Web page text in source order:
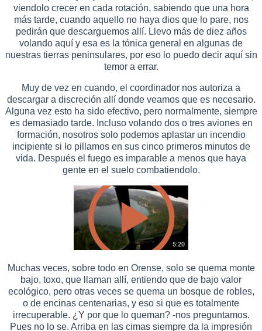
viendolo crecer en cada rotación, sabiendo que una hora
más tarde, cuando aquello no haya dios que lo pare, nos
pedirán que descarguemos allí. Llevo más de diez años
volando aquí y esa es la tónica general en algunas de
nuestras tierras peninsulares, por eso lo puedo decir aquí sin
temor a errar.
Muy de vez en cuando, el coordinador nos autoriza a
descargar a discreción allí donde veamos que es necesario.
Alguna vez esto ha sido efectivo, pero normalmente, siempre
es demasiado tarde. Incluso volando dos o tres aviones en
formación, nosotros solo podemos aplastar un incendio
incipiente si lo pillamos en sus cinco primeros minutos de
vida. Después el fuego es imparable a menos que haya
gente en el suelo combatiendolo.
Muchas veces, sobre todo en Orense, solo se quema monte
bajo, toxo, que llaman allí, entiendo que de bajo valor
ecológico, pero otras veces se quema un bosque de robles,
o de encinas centenarias, y eso si que es totalmente
irrecuperable. ¿Y por que lo queman? -nos preguntamos.
Pues no lo se. Arriba en las cimas siempre da la impresión